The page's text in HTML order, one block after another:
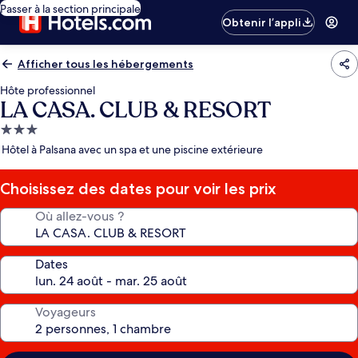
Passer à la section principale
Obtenir l’appli
Afficher tous les hébergements
Hôte professionnel
LA CASA. CLUB & RESORT
Hébergement
3.0 étoiles
Hôtel à Palsana avec un spa et une piscine extérieure
Choisissez des dates pour voir les prix
Où allez-vous ?
Dates
Voyageurs